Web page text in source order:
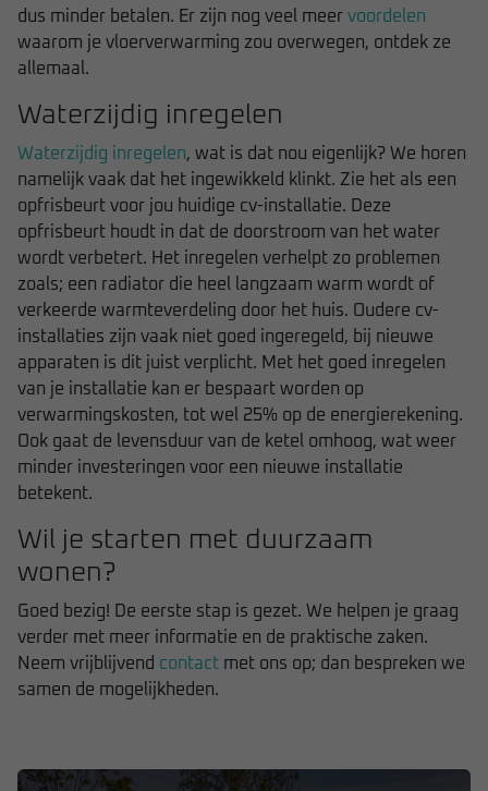
dus minder betalen. Er zijn nog veel meer voordelen
waarom je vloerverwarming zou overwegen, ontdek ze
allemaal.
Waterzijdig inregelen
Waterzijdig inregelen, wat is dat nou eigenlijk? We horen
namelijk vaak dat het ingewikkeld klinkt. Zie het als een
opfrisbeurt voor jou huidige cv-installatie. Deze
opfrisbeurt houdt in dat de doorstroom van het water
wordt verbetert. Het inregelen verhelpt zo problemen
zoals; een radiator die heel langzaam warm wordt of
verkeerde warmteverdeling door het huis. Oudere cv-
installaties zijn vaak niet goed ingeregeld, bij nieuwe
apparaten is dit juist verplicht. Met het goed inregelen
van je installatie kan er bespaart worden op
verwarmingskosten, tot wel 25% op de energierekening.
Ook gaat de levensduur van de ketel omhoog, wat weer
minder investeringen voor een nieuwe installatie
betekent.
Wil je starten met duurzaam
wonen?
Goed bezig! De eerste stap is gezet. We helpen je graag
verder met meer informatie en de praktische zaken.
Neem vrijblijvend contact met ons op; dan bespreken we
samen de mogelijkheden.